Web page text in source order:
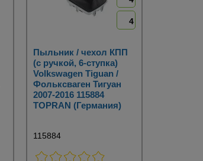
4
Пыльник / чехол КПП
(с ручкой, 6-ступка)
Volkswagen Tiguan /
Фольксваген Тигуан
2007-2016 115884
TOPRAN (Германия)
115884